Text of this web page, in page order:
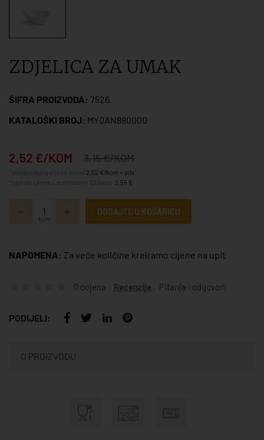
ZDJELICA ZA UMAK
ŠIFRA PROIZVODA: 7526
KATALOŠKI BROJ: MY0AN880000
2,52 €/KOM 3,15 €/KOM
2,02 €/kom + pdv
2,55 €
kom
DODAJTE U KOŠARICU
NAPOMENA: Za veće količine kreiramo cijene na upit
0 ocjena Recenzije Pitanja i odgovori
PODIJELI:
O PROIZVODU